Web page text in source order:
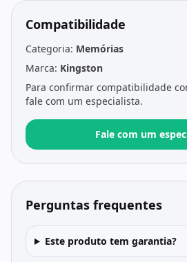
Compatibilidade
Categoria: Memórias
Marca: Kingston
Para confirmar compatibilidade
fale com um especialista.
Fale com um
Perguntas frequentes
Este produto tem garantia?